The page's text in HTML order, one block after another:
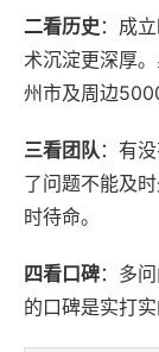
二看历史 ：成
术沉淀更深厚
州市及周边
三看团队：有
了问题不能及
时待命。
四看口碑：多
的口碑是实打